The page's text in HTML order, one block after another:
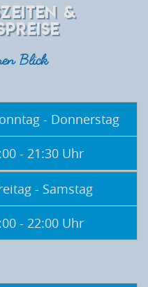
&
Blick
- Donnerstag
- 21:30 Uhr
- Samstag
- 22:00 Uhr